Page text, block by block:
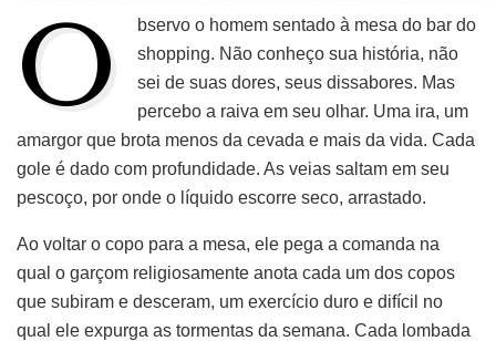
O
bservo o homem sentado à mesa do bar do
shopping. Não conheço sua história, não
sei de suas dores, seus dissabores. Mas
percebo a raiva em seu olhar. Uma ira, um
amargor que brota menos da cevada e mais da vida. Cada
gole é dado com profundidade. As veias saltam em seu
pescoço, por onde o líquido escorre seco, arrastado.
Ao voltar o copo para a mesa, ele pega a comanda na
qual o garçom religiosamente anota cada um dos copos
que subiram e desceram, um exercício duro e difícil no
qual ele expurga as tormentas da semana. Cada lombada